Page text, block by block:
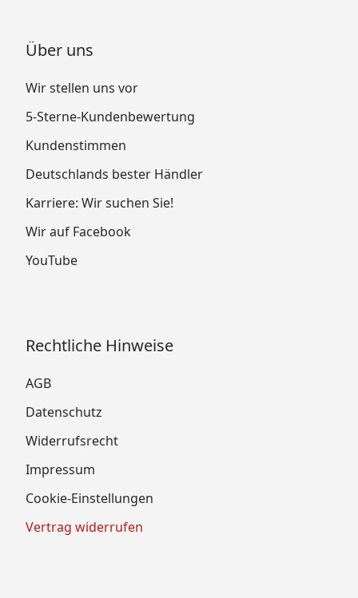
Über uns
Wir stellen uns vor
5-Sterne-Kundenbewertung
Kundenstimmen
Deutschlands bester Händler
Karriere: Wir suchen Sie!
Wir auf Facebook
YouTube
Rechtliche Hinweise
AGB
Datenschutz
Widerrufsrecht
Impressum
Cookie-Einstellungen
Vertrag widerrufen